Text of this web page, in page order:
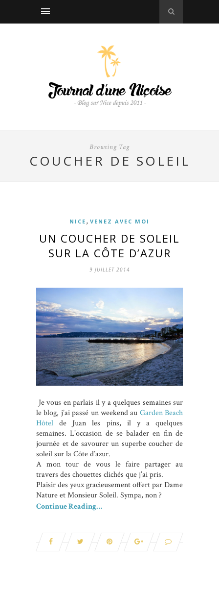
Browsing Tag
COUCHER DE SOLEIL
NICE , VENEZ AVEC MOI
UN COUCHER DE SOLEIL
SUR LA CÔTE D’AZUR
9 JUILLET 2014
Je vous en parlais il y a quelques semaines sur
le blog, j’ai passé un weekend au Garden Beach
Hôtel de Juan les pins, il y a quelques
semaines. L’occasion de se balader en fin de
journée et de savourer un superbe coucher de
soleil sur la Côte d’azur.
A mon tour de vous le faire partager au
travers des chouettes clichés que j’ai pris.
Plaisir des yeux gracieusement offert par Dame
Nature et Monsieur Soleil. Sympa, non ?
Continue Reading…